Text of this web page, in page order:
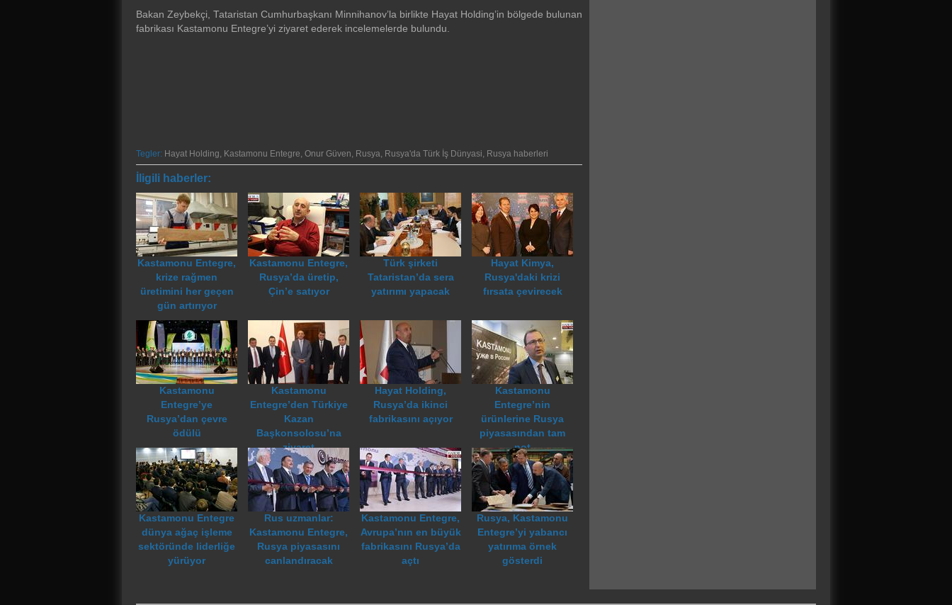
Bakan Zeybekçi, Tataristan Cumhurbaşkanı Minnihanov’la birlikte Hayat Holding’in bölgede bulunan
fabrikası Kastamonu Entegre’yi ziyaret ederek incelemelerde bulundu.
Tegler: Hayat Holding, Kastamonu Entegre, Onur Güven, Rusya, Rusya'da Türk İş Dünyasi, Rusya haberleri
İligili haberler:
Kastamonu Entegre,
krize rağmen
üretimini her geçen
gün artırıyor
Kastamonu Entegre,
Rusya’da üretip,
Çin’e satıyor
Türk şirketi
Tataristan’da sera
yatırımı yapacak
Hayat Kimya,
Rusya'daki krizi
fırsata çevirecek
Kastamonu
Entegre’ye
Rusya’dan çevre
ödülü
Kastamonu
Entegre’den Türkiye
Kazan
Başkonsolosu’na
ziyaret
Hayat Holding,
Rusya’da ikinci
fabrikasını açıyor
Kastamonu
Entegre’nin
ürünlerine Rusya
piyasasından tam
not
Kastamonu Entegre
dünya ağaç işleme
sektöründe liderliğe
yürüyor
Rus uzmanlar:
Kastamonu Entegre,
Rusya piyasasını
canlandıracak
Kastamonu Entegre,
Avrupa’nın en büyük
fabrikasını Rusya’da
açtı
Rusya, Kastamonu
Entegre’yi yabancı
yatırıma örnek
gösterdi